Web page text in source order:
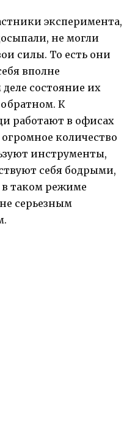
эксперимента,
не могли
силы. То есть они
вполне
состояние их
К
работают в офисах
количество
инструменты,
себя бодрыми,
таком режиме
серьезным